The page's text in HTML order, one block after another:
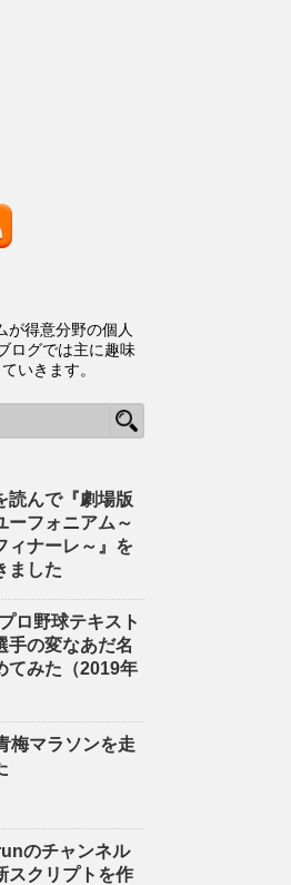
が得意分野の個人
ログでは主に趣味
いきます。
読んで『劇場版
ーフォニアム～
ィナーレ～』を
ました
ロ野球テキスト
手の変なあだ名
てみた（2019年
梅マラソンを走
のチャンネル
スクリプトを作